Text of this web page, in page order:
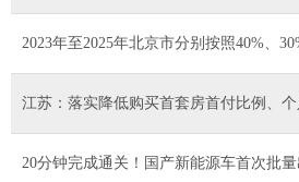
2023年至2025年北京市分别按照40%、
江苏：落实降低购买首套房首付比例、
20分钟完成通关！国产新能源车首次批